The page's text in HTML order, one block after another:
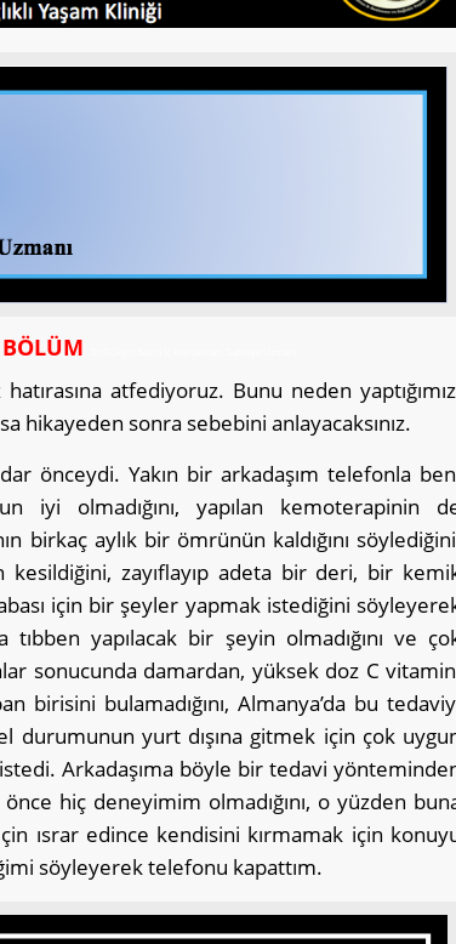
atfediyoruz. Bunu neden
hikayeden sonra sebebini anlayacaksınız.
önceydi. Yakın bir arkadaşım telefonla
iyi olmadığını, yapılan kemoterapinin
birkaç aylık bir ömrünün kaldığını
zayıflayıp adeta bir deri, bir
için bir şeyler yapmak istediğini
yapılacak bir şeyin olmadığını ve
sonucunda damardan, yüksek doz C
birisini bulamadığını, Almanya’da bu
durumunun yurt dışına gitmek için çok
Arkadaşıma böyle bir tedavi
hiç deneyimim olmadığını, o yüzden
ısrar edince kendisini kırmamak için
söyleyerek telefonu kapattım.